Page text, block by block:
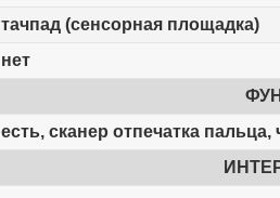
тачпад (сенсорная площадка)
нет
есть, сканер отпечатка